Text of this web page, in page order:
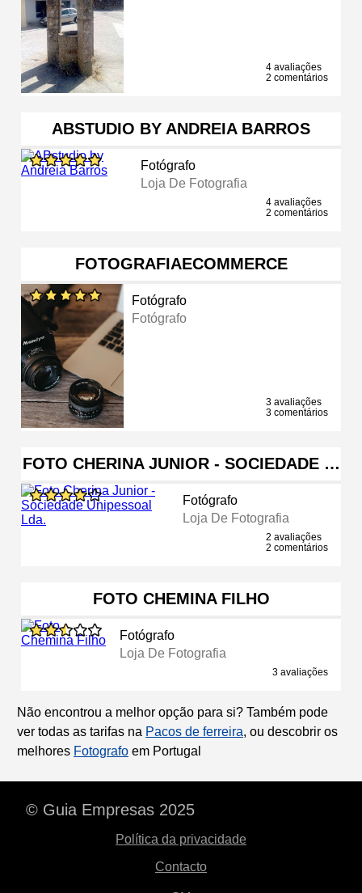
4 avaliações
2 comentários
ABSTUDIO BY ANDREIA BARROS
Fotógrafo
Loja De Fotografia
4 avaliações
2 comentários
FOTOGRAFIAECOMMERCE
Fotógrafo
Fotógrafo
3 avaliações
3 comentários
FOTO CHERINA JUNIOR - SOCIEDADE …
Fotógrafo
Loja De Fotografia
2 avaliações
2 comentários
FOTO CHEMINA FILHO
Fotógrafo
Loja De Fotografia
3 avaliações
Não encontrou a melhor opção para si? Também pode
ver todas as tarifas na Pacos de ferreira, ou descobrir os
melhores Fotografo em Portugal
© Guia Empresas 2025
Política da privacidade
Contacto